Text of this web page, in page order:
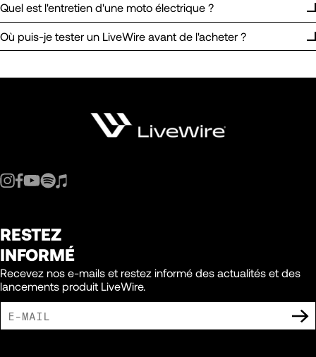
Quel est l'entretien d'une moto électrique ?
Où puis-je tester un LiveWire avant de l'acheter ?
RESTEZ
INFORMÉ
Recevez nos e-mails et restez informé des actualités et des
lancements produit LiveWire.